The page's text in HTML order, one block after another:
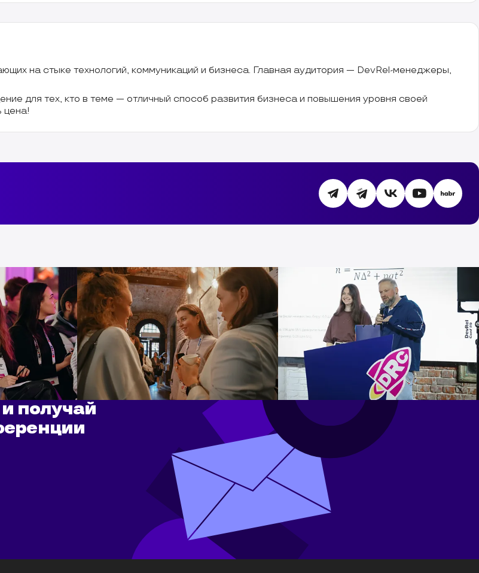
на стыке технологий, коммуникаций и бизнеса. Главная аудитория — DevRel-менеджеры,
для тех, кто в теме — отличный способ развития бизнеса и повышения уровня своей
цена!
получай